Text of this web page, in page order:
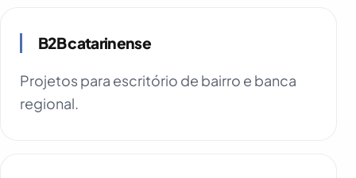
B2B catarinense
Projetos para escritório de bairro e banca
regional.